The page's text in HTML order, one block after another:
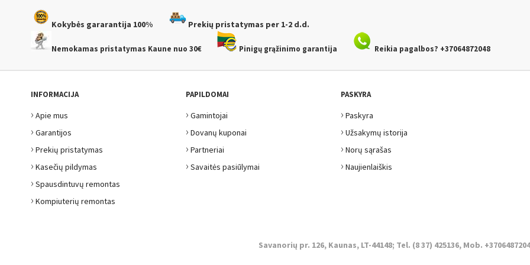
Kokybės gararantija 100% Prekių pristatymas per 1-2 d.d.
Nemokamas pristatymas Kaune nuo 30€ Pinigų grąžinimo garantija Reikia pagalbos? +37064872048
INFORMACIJA
› Apie mus
› Garantijos
› Prekių pristatymas
› Kasečių pildymas
› Spausdintuvų remontas
› Kompiuterių remontas
PAPILDOMAI
› Gamintojai
› Dovanų kuponai
› Partneriai
› Savaitės pasiūlymai
PASKYRA
› Paskyra
› Užsakymų istorija
› Norų sąrašas
› Naujienlaiškis
Savanorių pr. 126, Kaunas, LT-44148; Tel. (8 37) 425136, Mob.